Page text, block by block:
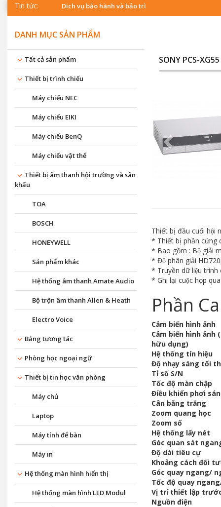
Tin tức: Dịch vụ bảo hành và bảo trì
DANH MỤC SẢN PHẨM
Tất cả sản phẩm
Thiết bị trình chiếu
Máy chiếu NEC
Máy chiếu EIKI
Máy chiếu BenQ
Máy chiếu vật thể
Thiết bị âm thanh hội trường và sân
khấu
TOA
BOSCH
HONEYWELL
Sản phẩm khác
Hệ thống âm thanh Amate Audio
Bộ trộn âm thanh Allen & Heath
Electro Voice
Bảng tương tác
Phòng học ngoại ngữ
Thiết bị tin học văn phòng
Máy chủ
Laptop
Máy tính để bàn
Máy in
Hệ thống màn hình hiển thị
Hệ thống màn hình LED Modul
SONY PCS-XG55
Thiết bị đầu cuối hội
* Thiết bị phần cứng
* Bao gồm : Bộ giải
* Độ phân giải
* Truyền dữ liệu
* Ghi lại cuộc họp
Phần
Cảm biến hình ảnh
Cảm biến hình ảnh
hữu dụng)
Hệ thống tín hiệu
Độ nhạy sáng tối
Tỉ số S/N
Tốc độ màn chập
Điều khiển phơi
Cân bằng trắng
Zoom quang học
Zoom số
Hệ thống lấy nét
Góc quan sát
Độ dài tiêu cự
Khoảng cách đối
Góc quay ngang/
Tốc độ quay
Vị trí thiết lập
Nguồn điện